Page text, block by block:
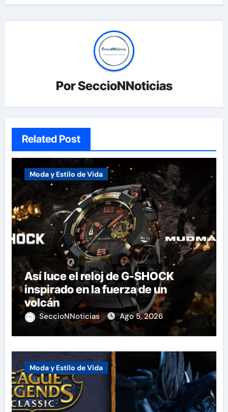
PorSeccioNNoticias
Related Post
Moda y Estilo de Vida
Así luce el reloj de G-SHOCK
inspirado en la fuerza de un
volcán
SeccioNNoticias Ago 5, 2026
Moda y Estilo de Vida